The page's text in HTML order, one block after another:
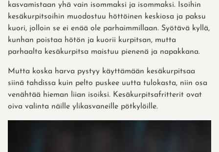
kasvamistaan yhä vain isommaksi ja isommaksi. Isoihin
kesäkurpitsoihin muodostuu höttöinen keskiosa ja paksu
kuori, jolloin se ei enää ole parhaimmillaan. Syötävä kyllä,
kunhan poistaa hötön ja kuorii kurpitsan, mutta
parhaalta kesäkurpitsa maistuu pienenä ja napakkana.
Mutta koska harva pystyy käyttämään kesäkurpitsaa
siinä tahdissa kuin pelto puskee uutta tulokasta, niin osa
venähtää hieman liian isoiksi. Kesäkurpitsafritterit ovat
oiva valinta näille ylikasvaneille pötkylöille.